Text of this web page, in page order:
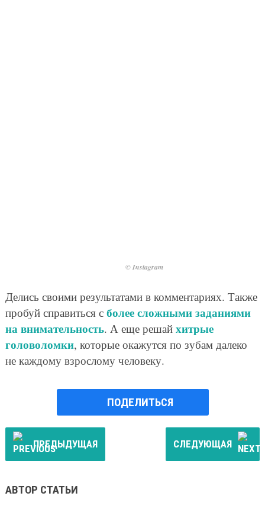
© Instagram
Делись своими результатами в комментариях. Также
пробуй справиться с более сложными заданиями
на внимательность. А еще решай хитрые
головоломки, которые окажутся по зубам далеко
не каждому взрослому человеку.
ПОДЕЛИТЬСЯ
ПРЕДЫДУЩАЯ СЛЕДУЮЩАЯ
АВТОР СТАТЬИ